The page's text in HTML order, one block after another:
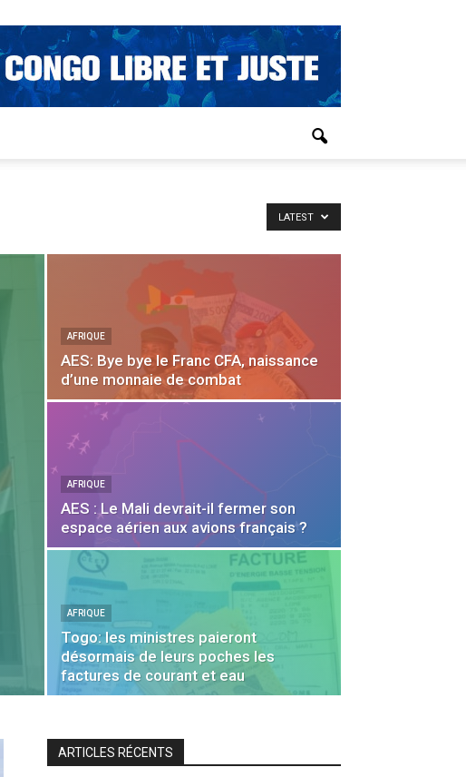
LATEST
AFRIQUE
AES: Bye bye le Franc CFA, naissance
d’une monnaie de combat
AFRIQUE
AES : Le Mali devrait-il fermer son
espace aérien aux avions français ?
AFRIQUE
Togo: les ministres paieront
désormais de leurs poches les
factures de courant et eau
ARTICLES RÉCENTS